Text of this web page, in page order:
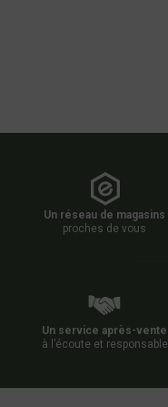
Un réseau de magasins
proches de vous
Un service après-vente
à l’écoute et responsable